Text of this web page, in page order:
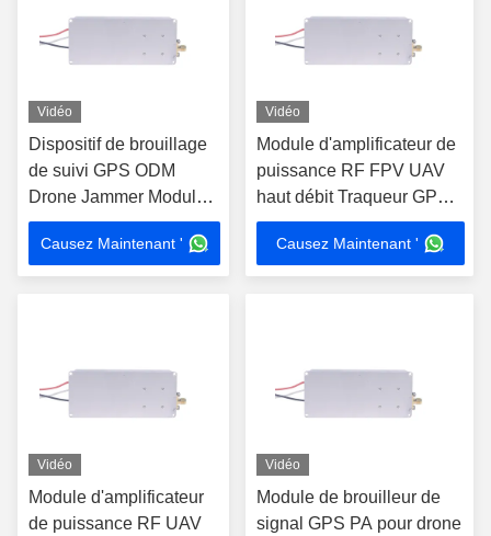
Vidéo
Dispositif de brouillage
de suivi GPS ODM
Drone Jammer Module
RF 420-450MHz
Causez Maintenant '
Vidéo
Module d'amplificateur de
puissance RF FPV UAV
haut débit Traqueur GPS
Dispositif de brouillage
30W 1170-1280MHz
Causez Maintenant '
Vidéo
Module d'amplificateur
de puissance RF UAV
Vidéo
Module de brouilleur de
signal GPS PA pour drone